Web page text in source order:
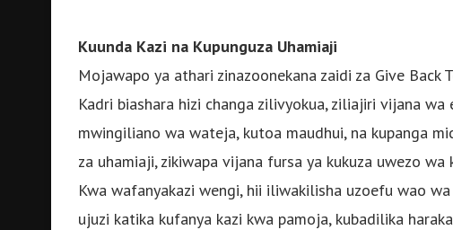
Kuunda Kazi na Kupunguza Uhamiaji
Mojawapo ya athari zinazoonekana zaidi za Give
Kadri biashara hizi changa zilivyokua, ziliajiri vijana
mwingiliano wa wateja, kutoa maudhui, na kupanga
za uhamiaji, zikiwapa vijana fursa ya kukuza uwezo
Kwa wafanyakazi wengi, hii iliwakilisha uzoefu wao
ujuzi katika kufanya kazi kwa pamoja, kubadilika